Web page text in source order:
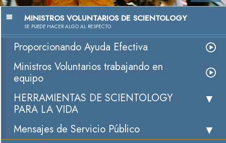
MINISTROS VOLUNTARIOS DE SCIENTOLOGY
SE PUEDEHACER ALGO AL RESPECTO
Proporcionando Ayuda Efectiva
Ministros Voluntarios trabajando en
equipo
HERRAMIENTAS DE SCIENTOLOGY
PARA LA VIDA
Mensajes de Servicio Público